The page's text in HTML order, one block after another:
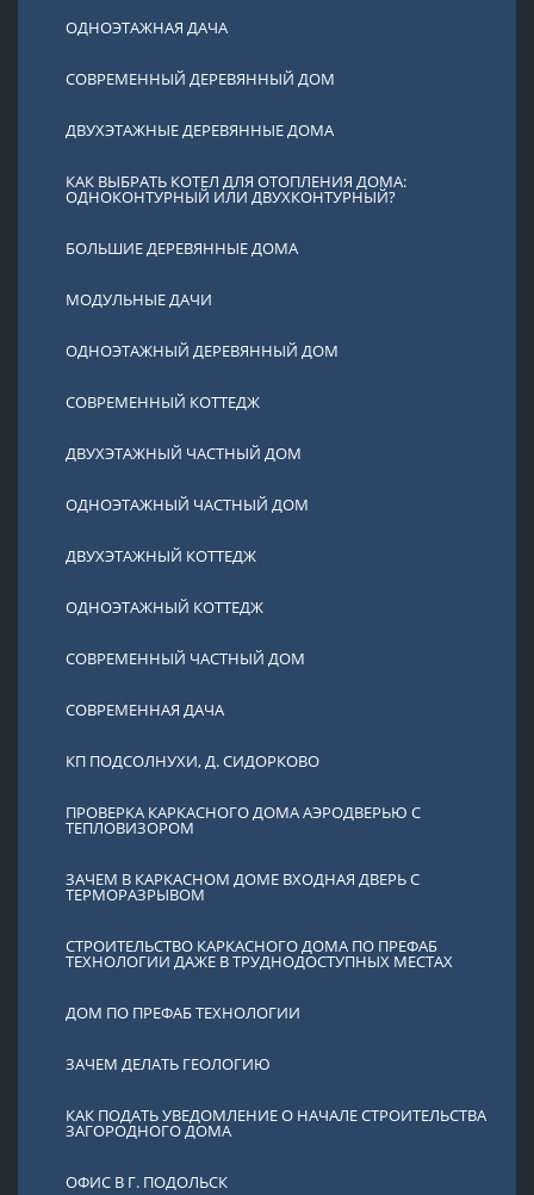
ОДНОЭТАЖНАЯ ДАЧА
СОВРЕМЕННЫЙ ДЕРЕВЯННЫЙ ДОМ
ДВУХЭТАЖНЫЕ ДЕРЕВЯННЫЕ ДОМА
КАК ВЫБРАТЬ КОТЕЛ ДЛЯ ОТОПЛЕНИЯ ДОМА:
ОДНОКОНТУРНЫЙ ИЛИ ДВУХКОНТУРНЫЙ?
БОЛЬШИЕ ДЕРЕВЯННЫЕ ДОМА
МОДУЛЬНЫЕ ДАЧИ
ОДНОЭТАЖНЫЙ ДЕРЕВЯННЫЙ ДОМ
СОВРЕМЕННЫЙ КОТТЕДЖ
ДВУХЭТАЖНЫЙ ЧАСТНЫЙ ДОМ
ОДНОЭТАЖНЫЙ ЧАСТНЫЙ ДОМ
ДВУХЭТАЖНЫЙ КОТТЕДЖ
ОДНОЭТАЖНЫЙ КОТТЕДЖ
СОВРЕМЕННЫЙ ЧАСТНЫЙ ДОМ
СОВРЕМЕННАЯ ДАЧА
КП ПОДСОЛНУХИ, Д. СИДОРКОВО
ПРОВЕРКА КАРКАСНОГО ДОМА АЭРОДВЕРЬЮ С
ТЕПЛОВИЗОРОМ
ЗАЧЕМ В КАРКАСНОМ ДОМЕ ВХОДНАЯ ДВЕРЬ С
ТЕРМОРАЗРЫВОМ
СТРОИТЕЛЬСТВО КАРКАСНОГО ДОМА ПО ПРЕФАБ
ТЕХНОЛОГИИ ДАЖЕ В ТРУДНОДОСТУПНЫХ МЕСТАХ
ДОМ ПО ПРЕФАБ ТЕХНОЛОГИИ
ЗАЧЕМ ДЕЛАТЬ ГЕОЛОГИЮ
КАК ПОДАТЬ УВЕДОМЛЕНИЕ О НАЧАЛЕ СТРОИТЕЛЬСТВА
ЗАГОРОДНОГО ДОМА
ОФИС В Г. ПОДОЛЬСК